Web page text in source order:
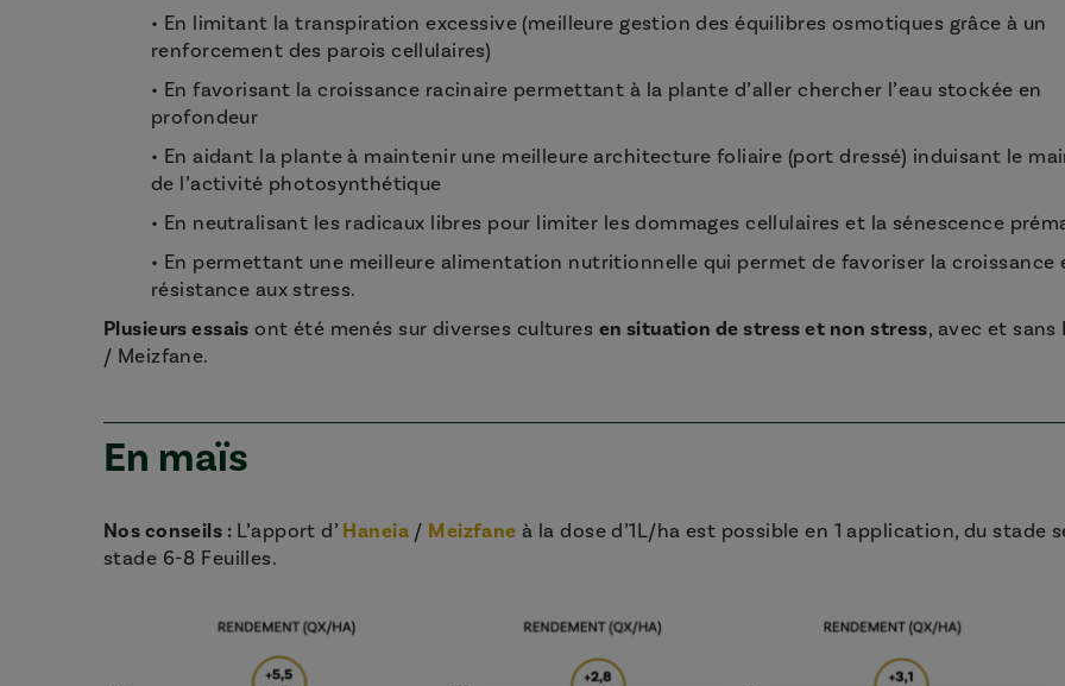
• En limitant la transpiration excessive (meilleure gestion des équilibres osmotiques grâce à un
renforcement des parois cellulaires)
• En favorisant la croissance racinaire permettant à la plante d’aller chercher l’eau stockée en
profondeur
• En aidant la plante à maintenir une meilleure architecture foliaire (port dressé) induisant le
de l’activité photosynthétique
• En neutralisant les radicaux libres pour limiter les dommages cellulaires et la sénescence
• En permettant une meilleure alimentation nutritionnelle qui permet de favoriser la croissance
résistance aux stress.
Plusieurs essais ont été menés sur diverses cultures en situation de stress et non stress, avec et sans
/ Meizfane.
En maïs
Nos conseils :L’apport d’ Haneia / Meizfane à la dose d’1L/ha est possible en 1 application, du stade
stade 6-8 Feuilles.